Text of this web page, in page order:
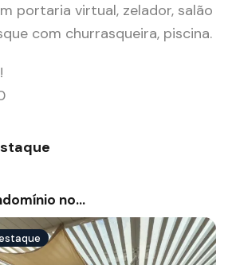
portaria virtual, zelador, salão
com churrasqueira, piscina.
no…